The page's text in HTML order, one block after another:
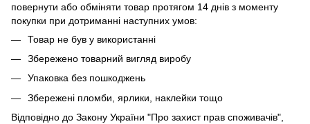
повернути або обміняти товар протягом 14 днів з моменту
покупки при дотриманні наступних умов:
Товар не був у використанні
Збережено товарний вигляд виробу
Упаковка без пошкоджень
Збережені пломби, ярлики, наклейки тощо
Відповідно до Закону України "Про захист прав споживачів",